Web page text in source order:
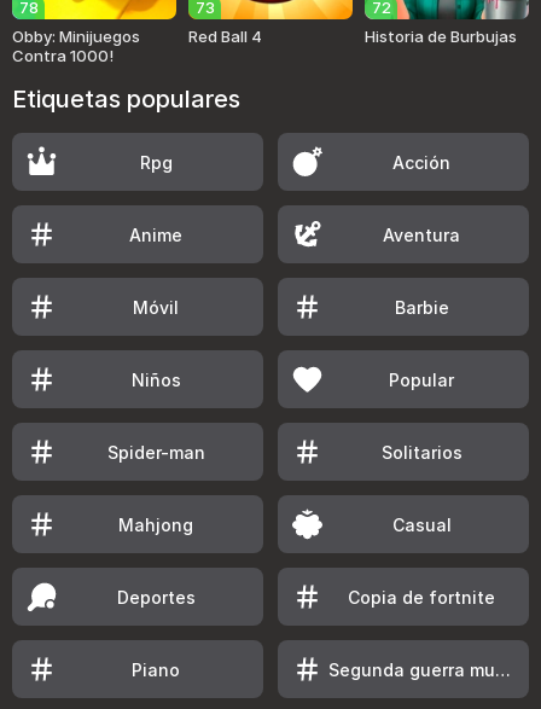
78
Obby: Minijuegos
Contra 1000!
73
Red Ball 4
72
Historia de Burbujas
Etiquetas populares
Rpg Acción
Anime Aventura
Móvil Barbie
Niños Popular
Spider-man Solitarios
Mahjong Casual
Deportes Copia de fortnite
Piano Segunda guerra mundial